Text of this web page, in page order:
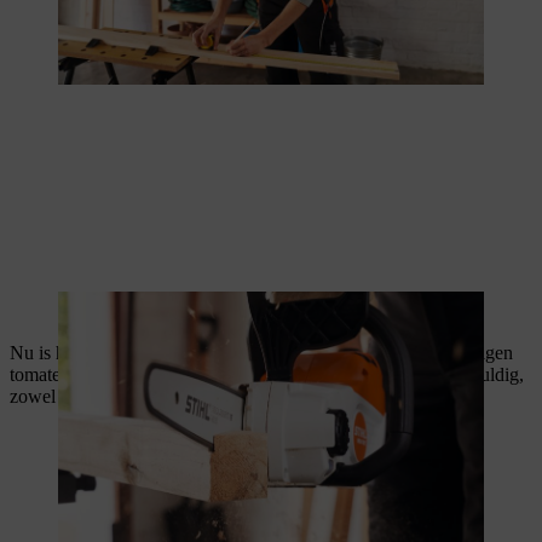
De stijlen worden in een hoek van 45° afgeschuind.
Nu is het tijd om de houten onderdelen glad te schuren en je eigen
tomatenkas in elkaar te zetten. Schuur alle houten delen zorgvuldig,
zowel aan de gladde kanten als aan de randen.